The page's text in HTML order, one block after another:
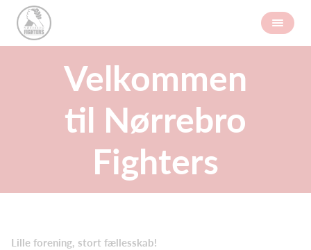
Velkommen
til Nørrebro
Fighters
Lille forening, stort fællesskab!